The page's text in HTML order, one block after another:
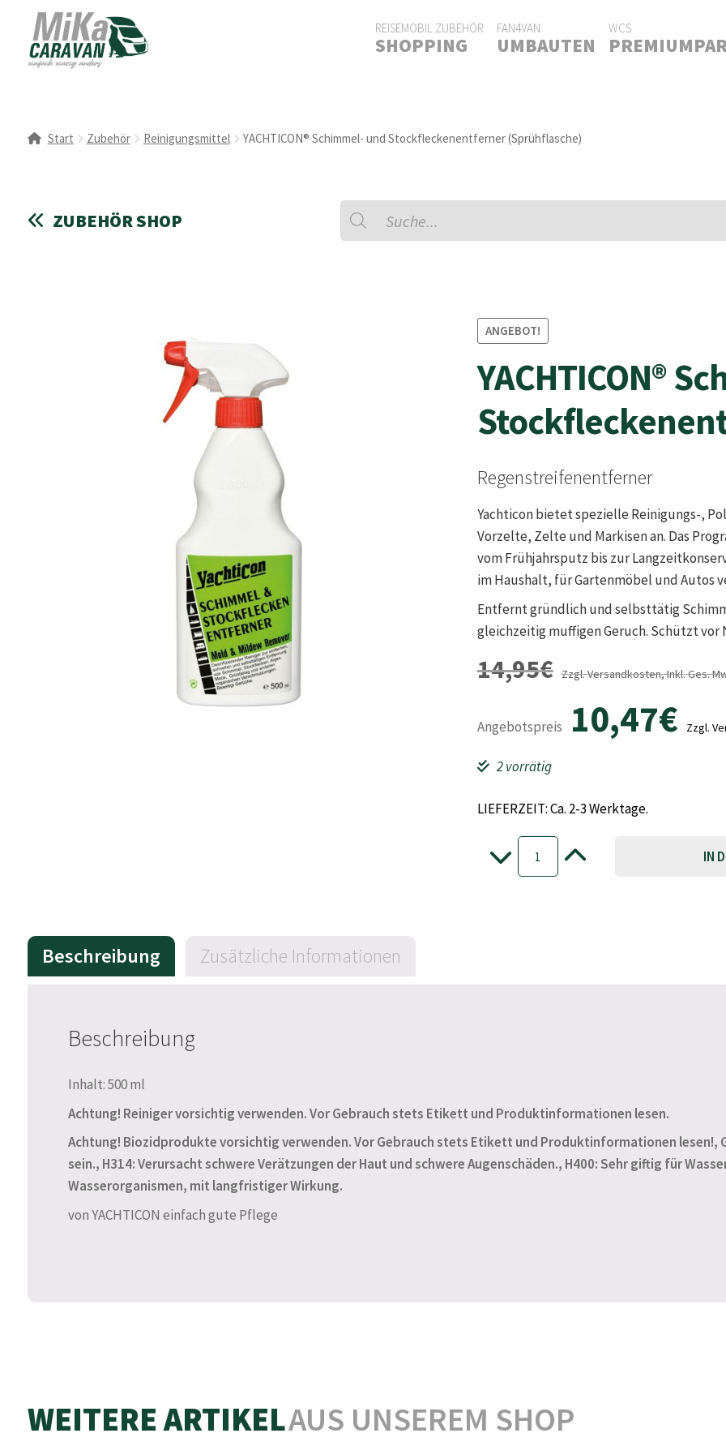
REISEMOBIL ZUBEHÖR
SHOPPING
FAN4VAN
UMBAUTEN
WCS
Start Zubehör Reinigungsmittel YACHTICON® Schimmel- und Stockfleckenentferner (Sprühflasche)
ZUBEHÖR SHOP
Products
search
ANGEBOT!
YACHTICON®
Regenstreifenentferner
Yachticon bietet spezielle Reinigungs-,
Vorzelte, Zelte und Markisen an. Das
vom Frühjahrsputz bis zur
im Haushalt, für Gartenmöbel und Autos
Entfernt gründlich und selbsttätig
gleichzeitig muffigen Geruch. Schützt vor
14,95€ Zzgl. Versandkosten, Inkl. Ges.
Angebotspreis 10,47€ Zzgl.
2 vorrätig
LIEFERZEIT: Ca. 2-3 Werktage.
-
YACHTICON®
Schimmel-
und
+ IN
Beschreibung Zusätzliche Informationen
Beschreibung
Inhalt: 500 ml
Achtung! Reiniger vorsichtig verwenden. Vor Gebrauch stets Etikett und Produktinformationen lesen.
Achtung! Biozidprodukte vorsichtig verwenden. Vor Gebrauch stets Etikett und Produktinformationen lesen!,
sein., H314: Verursacht schwere Verätzungen der Haut und schwere Augenschäden., H400: Sehr giftig für
Wasserorganismen, mit langfristiger Wirkung.
von YACHTICON einfach gute Pflege
WEITERE ARTIKELAUS UNSEREM SHOP